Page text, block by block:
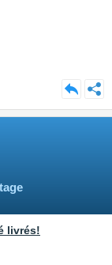
livrés!